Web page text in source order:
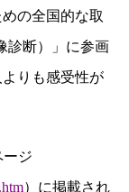
の全国的な取
診断）」に参画
りも感受性が
ージ
）に掲載され